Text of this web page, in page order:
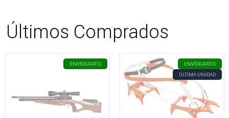
Últimos Comprados
ENVÍOGRATIS ENVÍOGRATIS
ÚLTIMA UNIDAD